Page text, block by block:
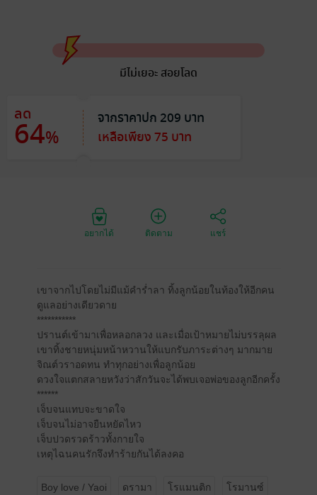
มีไม่เยอะ สอยโลด
ลด
64%
จากราคาปก 209 บาท
เหลือเพียง 75 บาท
อยากได้ ติดตาม แชร์
เขาจากไปโดยไม่มีแม้คำร่ำลา ทิ้งลูกน้อยในท้องให้อีกคน
ดูแลอย่างเดียวดาย
***********
ปรานต์เข้ามาเพื่อหลอกลวง และเมื่อเป้าหมายไม่บรรลุผล
เขาทิ้งชายหนุ่มหน้าหวานให้แบกรับภาระต่างๆ มากมาย
จิณต์วราอดทน ทำทุกอย่างเพื่อลูกน้อย
ดวงใจแตกสลายหวังว่าสักวันจะได้พบเจอพ่อของลูกอีกครั้ง
******
เจ็บจนแทบจะขาดใจ
เจ็บจนไม่อาจยืนหยัดไหว
เจ็บปวดรวดร้าวทั้งกายใจ
เหตุไฉนคนรักจึงทำร้ายกันได้ลงคอ
Boy love / Yaoi ดรามา โรแมนติก โรมานซ์